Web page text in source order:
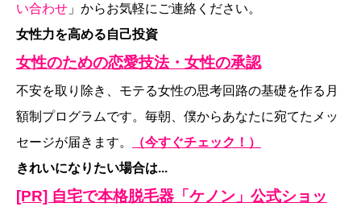
い合わせ 」からお気軽にご連絡ください。
女性力を高める自己投資
女性のための恋愛技法・女性の承認
不安を取り除き、モテる女性の思考回路の基礎を作る月
額制プログラムです。毎朝、僕からあなたに宛てたメッ
セージが届きます。
（今すぐチェック！）
きれいになりたい場合は...
[PR] 自宅で本格脱毛器「ケノン」公式ショッ